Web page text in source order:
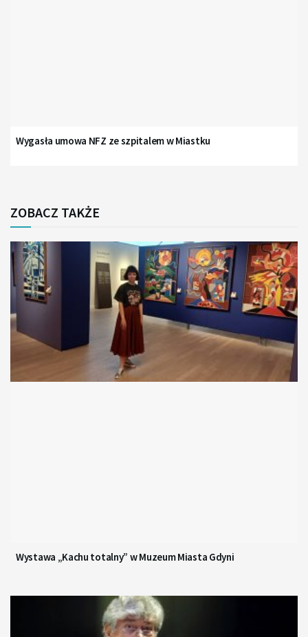
Wygasła umowa NFZ ze szpitalem w Miastku
ZOBACZ TAKŻE
Wystawa „Kachu totalny” w Muzeum Miasta Gdyni